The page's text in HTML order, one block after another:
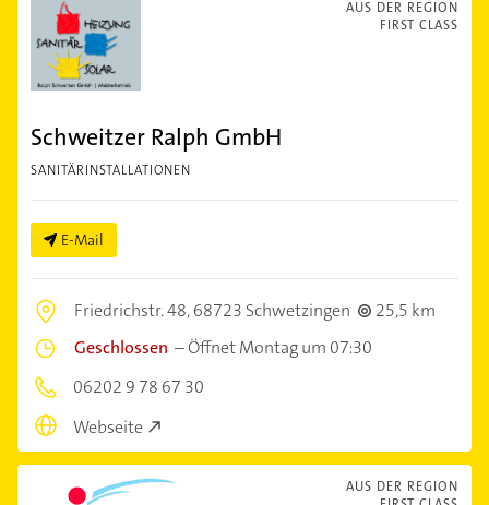
AUS DER REGION
FIRST CLASS
Schweitzer Ralph GmbH
SANITÄRINSTALLATIONEN
E-Mail
Friedrichstr. 48,68723 Schwetzingen
25,5 km
Geschlossen –Öffnet Montag um 07:30
06202 9 78 67 30
Webseite
AUS DER REGION